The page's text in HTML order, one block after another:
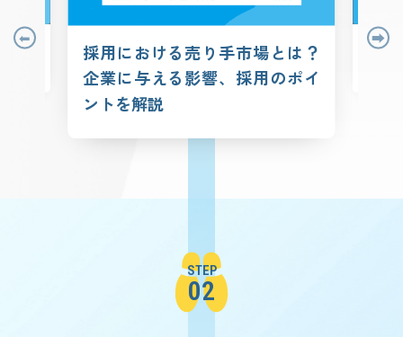
由｜失
採用における売り手市場とは？
企業に与える影響、採用のポイ
ントを解説
人手不
STEP
02